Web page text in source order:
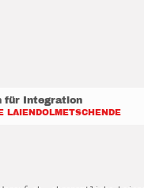
für Integration
LAIENDOLMETSCHENDE